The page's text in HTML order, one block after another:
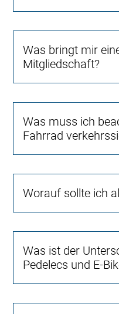
Was bringt mir
Mitgliedschaft?
Was muss ich
Fahrrad
Worauf sollte ich
Was ist der
Pedelecs und E-